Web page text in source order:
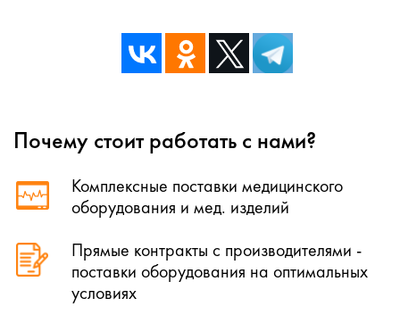
Почему стоит работать с нами?
Комплексные поставки медицинского
оборудования и мед. изделий
Прямые контракты с производителями -
поставки оборудования на оптимальных
условиях